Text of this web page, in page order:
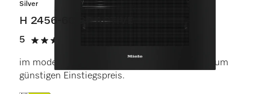
Silver
H 2456-60 BP ACTIVE
5
5 von 5 Sternen
im modernen Design mit Timer und Pyrolyse zum
günstigen Einstiegspreis.